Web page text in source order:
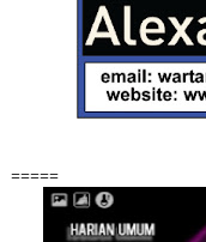
=====